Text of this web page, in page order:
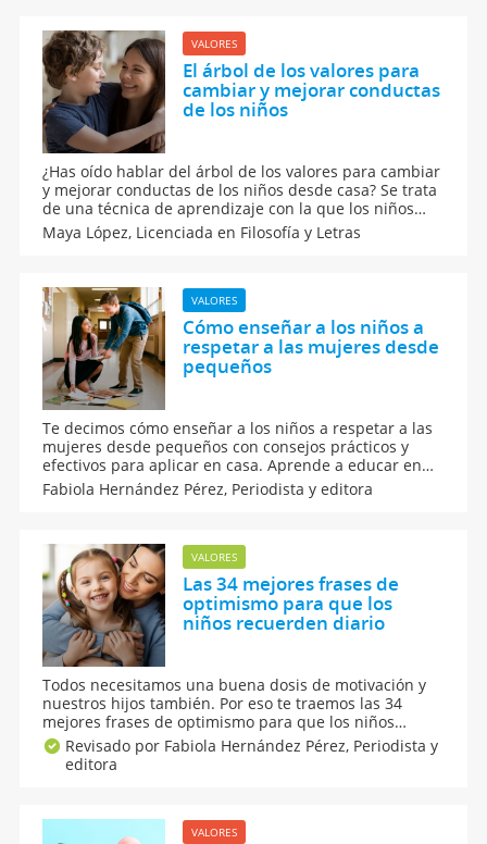
VALORES
El árbol de los valores para
cambiar y mejorar conductas
de los niños
¿Has oído hablar del árbol de los valores para cambiar
y mejorar conductas de los niños desde casa? Se trata
de una técnica de aprendizaje con la que los niños
descubrirán lo importante del aquí y del ahora, y qué
cosas son realmente importantes para la sana
Maya López, Licenciada en Filosofía y Letras
VALORES
Cómo enseñar a los niños a
respetar a las mujeres desde
pequeños
Te decimos cómo enseñar a los niños a respetar a las
mujeres desde pequeños con consejos prácticos y
efectivos para aplicar en casa. Aprende a educar en
igualdad, límites y empatía desde la infancia con
claves para fomentar el respeto, la comunicación y
Fabiola Hernández Pérez, Periodista y editora
VALORES
Las 34 mejores frases de
optimismo para que los
niños recuerden diario
Todos necesitamos una buena dosis de motivación y
nuestros hijos también. Por eso te traemos las 34
mejores frases de optimismo para que los niños
recuerden diario y para que les ayuden a cambiar los
pensamientos negativos por positivos. Así, llegarán a
ser personas más alegres y muy felices.
Revisado por Fabiola Hernández Pérez, Periodista y
editora
VALORES